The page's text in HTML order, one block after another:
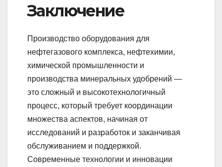
Заключение
Производство оборудования для
нефтегазового комплекса, нефтехимии,
химической промышленности и
производства минеральных удобрений —
это сложный и высокотехнологичный
процесс, который требует координации
множества аспектов, начиная от
исследований и разработок и заканчивая
обслуживанием и поддержкой.
Современные технологии и инновации